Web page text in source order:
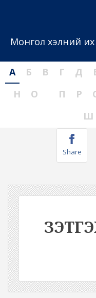
Монгол хэлний
А Б В Г Д
Н
О П Р
Ш
Share